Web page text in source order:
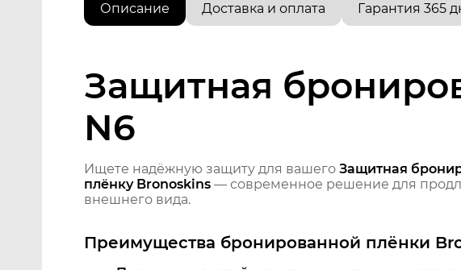
Описание Доставка и оплата Гарантия 365
Защитная
N6
Ищете надёжную защиту для вашего Защитная
плёнку Bronoskins — современное решение для
внешнего вида.
Преимущества бронированной плёнки